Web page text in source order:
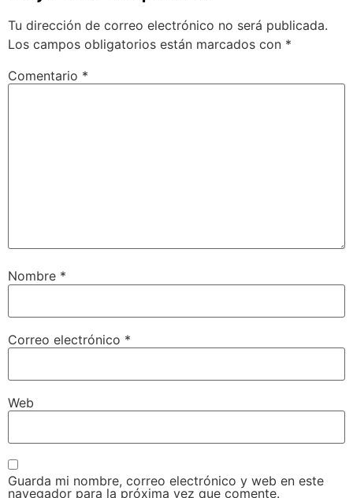
Tu dirección de correo electrónico no será publicada.
Los campos obligatorios están marcados con *
Comentario *
Nombre *
Correo electrónico *
Web
Guarda mi nombre, correo electrónico y web en este
navegador para la próxima vez que comente.